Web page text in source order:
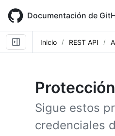
main
content
Documentación de
Inicio REST API
Sigue estos
credenciales